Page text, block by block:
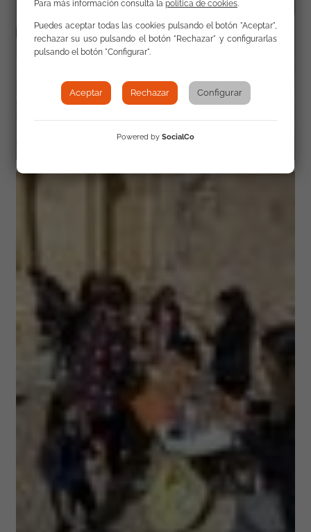
Para más información consulta la política de cookies
Puedes aceptar todas las cookies pulsando el botón "Aceptar",
rechazar su uso pulsando el botón "Rechazar" y configurarlas
pulsando el botón "Configurar".
Aceptar Rechazar Configurar
Powered by SocialCo